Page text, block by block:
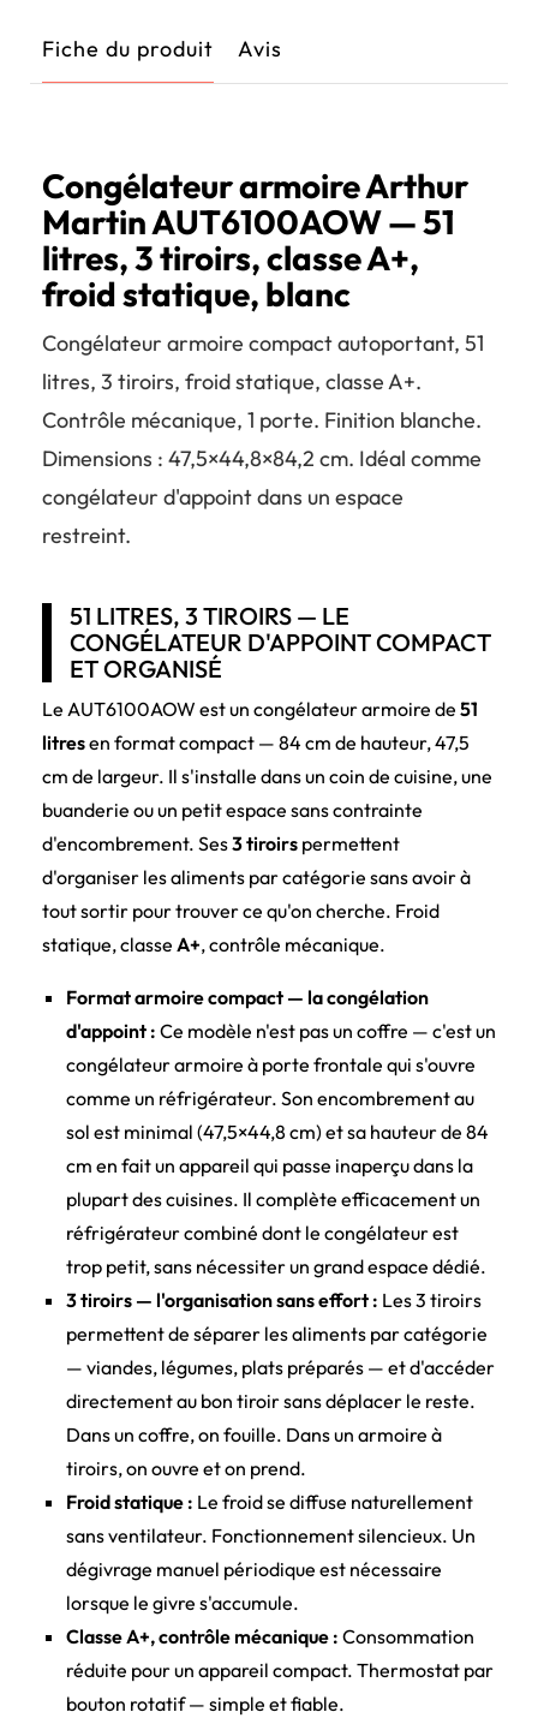
Fiche du produit Avis
Congélateur armoire Arthur
Martin AUT6100AOW — 51
litres, 3 tiroirs, classe A+,
froid statique, blanc
Congélateur armoire compact autoportant, 51
litres, 3 tiroirs, froid statique, classe A+.
Contrôle mécanique, 1 porte. Finition blanche.
Dimensions : 47,5×44,8×84,2 cm. Idéal comme
congélateur d'appoint dans un espace
restreint.
51 LITRES, 3 TIROIRS — LE
CONGÉLATEUR D'APPOINT COMPACT
ET ORGANISÉ
Le AUT6100AOW est un congélateur armoire de 51
litresen format compact — 84 cm de hauteur, 47,5
cm de largeur. Il s'installe dans un coin de cuisine, une
buanderie ou un petit espace sans contrainte
d'encombrement. Ses3 tiroirs permettent
d'organiser les aliments par catégorie sans avoir à
tout sortir pour trouver ce qu'on cherche. Froid
statique, classe A+, contrôle mécanique.
Format armoire compact — la congélation
d'appoint : Ce modèle n'est pas un coffre — c'est un
congélateur armoire à porte frontale qui s'ouvre
comme un réfrigérateur. Son encombrement au
sol est minimal (47,5×44,8 cm) et sa hauteur de 84
cm en fait un appareil qui passe inaperçu dans la
plupart des cuisines. Il complète efficacement un
réfrigérateur combiné dont le congélateur est
trop petit, sans nécessiter un grand espace dédié.
3 tiroirs — l'organisation sans effort : Les 3 tiroirs
permettent de séparer les aliments par catégorie
— viandes, légumes, plats préparés — et d'accéder
directement au bon tiroir sans déplacer le reste.
Dans un coffre, on fouille. Dans un armoire à
tiroirs, on ouvre et on prend.
Froid statique : Le froid se diffuse naturellement
sans ventilateur. Fonctionnement silencieux. Un
dégivrage manuel périodique est nécessaire
lorsque le givre s'accumule.
Classe A+, contrôle mécanique : Consommation
réduite pour un appareil compact. Thermostat par
bouton rotatif — simple et fiable.